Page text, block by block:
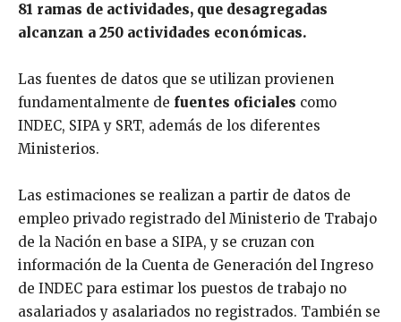
81 ramas de actividades, que desagregadas
alcanzan a 250 actividades económicas.
Las fuentes de datos que se utilizan provienen
fundamentalmente de fuentes oficiales como
INDEC, SIPA y SRT, además de los diferentes
Ministerios.
Las estimaciones se realizan a partir de datos de
empleo privado registrado del Ministerio de Trabajo
de la Nación en base a SIPA, y se cruzan con
información de la Cuenta de Generación del Ingreso
de INDEC para estimar los puestos de trabajo no
asalariados y asalariados no registrados. También se